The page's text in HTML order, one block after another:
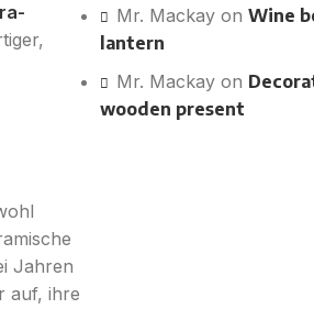
Jahren
auf, ihre
Mr. Mackay on Wine
lantern
Mr. Mackay on
wooden present